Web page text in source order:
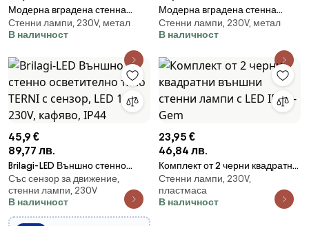
Модерна вградена стенна
лампа черна 7cm с LED IP65 -
Trem
Стенни лампи, 230V, метал
В наличност
Модерна вградена стенна
лампа черна с LED IP65 - Gem
Стенни лампи, 230V, метал
В наличност
45,9 €
89,77 лв.
Brilagi-LED Външно стенно
осветително тяло TERNI с
сензор, LED 12W, 230V, кафяво,
IP44
Със сензор за движение,
стенни лампи, 230V
В наличност
23,95 €
46,84 лв.
Комплект от 2 черни квадратни
външни стенни лампи с LED
IP65 - Gem
Стенни лампи, 230V,
пластмаса
В наличност